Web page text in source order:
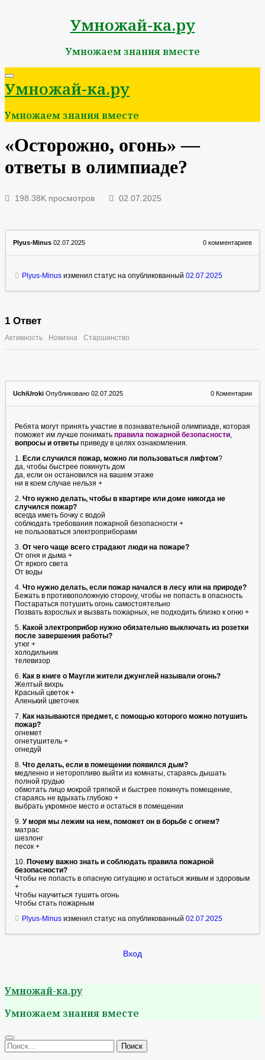
Умножай-ка.ру
Умножаем знания вместе
Умножай-ка.ру
Умножаем знания вместе
«Осторожно, огонь» —
ответы в олимпиаде?
198.38K просмотров 02.07.2025
Plyus-Minus 02.07.2025 0 комментариев
Plyus-Minus изменил статус на опубликованный 02.07.2025
1 Ответ
Активность Новизна Старшинство
UchiUroki Опубликовано 02.07.2025 0 Коментарии
Ребята могут принять участие в познавательной олимпиаде, которая
поможет им лучше понимать правила пожарной безопасности,
вопросы и ответы приведу в целях ознакомления.
1. Если случился пожар, можно ли пользоваться лифтом?
да, чтобы быстрее покинуть дом
да, если он остановился на вашем этаже
ни в коем случае нельзя +
2. Что нужно делать, чтобы в квартире или доме никогда не
случился пожар?
всегда иметь бочку с водой
соблюдать требования пожарной безопасности +
не пользоваться электроприборами
3. От чего чаще всего страдают люди на пожаре?
От огня и дыма +
От яркого света
От воды
4. Что нужно делать, если пожар начался в лесу или на природе?
Бежать в противоположную сторону, чтобы не попасть в опасность
Постараться потушить огонь самостоятельно
Позвать взрослых и вызвать пожарных, не подходить близко к огню +
5. Какой электроприбор нужно обязательно выключать из розетки
после завершения работы?
утюг +
холодильник
телевизор
6. Как в книге о Маугли жители джунглей называли огонь?
Желтый вихрь
Красный цветок +
Аленький цветочек
7. Как называются предмет, с помощью которого можно потушить
пожар?
огнемет
огнетушитель +
огнедуй
8. Что делать, если в помещении появился дым?
медленно и неторопливо выйти из комнаты, стараясь дышать
полной грудью
обмотать лицо мокрой тряпкой и быстрее покинуть помещение,
стараясь не вдыхать глубоко +
выбрать укромное место и остаться в помещении
9. У моря мы лежим на нем, поможет он в борьбе с огнем?
матрас
шезлонг
песок +
10. Почему важно знать и соблюдать правила пожарной
безопасности?
Чтобы не попасть в опасную ситуацию и остаться живым и здоровым
+
Чтобы научиться тушить огонь
Чтобы стать пожарным
Plyus-Minus изменил статус на опубликованный 02.07.2025
Вход
Умножай-ка.ру
Умножаем знания вместе